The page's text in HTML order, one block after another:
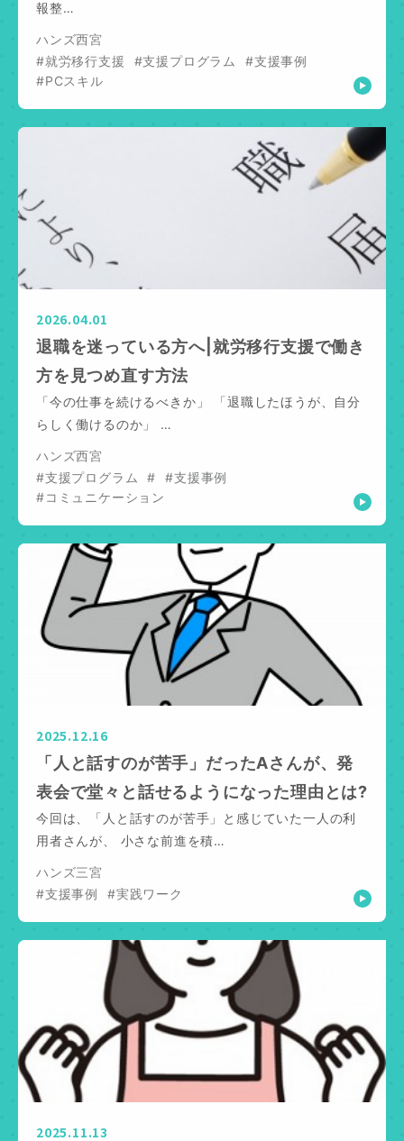
報整…
ハンズ西宮
#就労移行支援
#支援プログラム
#支援事例
#PCスキル
2026.04.01
退職を迷っている方へ|就労移行支援で働き
方を見つめ直す方法
「今の仕事を続けるべきか」 「退職したほうが、自分
らしく働けるのか」 …
ハンズ西宮
#支援プログラム
#
#支援事例
#コミュニケーション
2025.12.16
「人と話すのが苦手」だったAさんが、発
表会で堂々と話せるようになった理由とは?
今回は、「人と話すのが苦手」と感じていた一人の利
用者さんが、 小さな前進を積…
ハンズ三宮
#支援事例
#実践ワーク
2025.11.13